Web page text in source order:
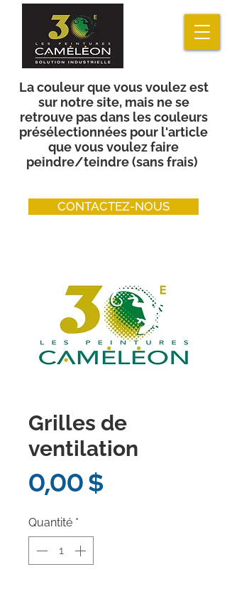
La couleur que vous voulez est
sur notre site, mais ne se
retrouve pas dans les couleurs
présélectionnées pour l'article
que vous voulez faire
peindre/teindre (sans frais)
CONTACTEZ-NOUS
Grilles de
ventilation
0,00 $Prix
Quantité *